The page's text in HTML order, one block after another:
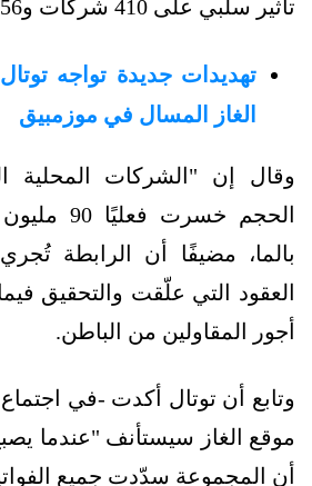
تأثير سلبي على 410 شركات و56 ألف موظف".
تهديدات جديدة تواجه
الغاز المسال في موزمبيق
وقال إن "الشركات المحلية
الحجم
بالما، مضيفًا أن الرابطة تُجري
العقود التي علّقت والتحقيق
أجور المقاولين من الباطن.
وتابع أن توتال أكدت -في
موقع الغاز سيستأنف "عندما
أن المجموعة سدّدت جميع